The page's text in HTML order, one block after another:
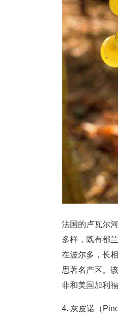
法国的卢瓦尔
多样，既有都
在波尔多，长
思著名产区。
非和美国加利
4. 灰皮诺（